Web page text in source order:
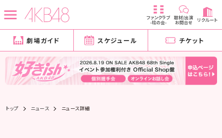
ファンクラブ
-柱の会-
取材/出演
お問合せ リクルート
劇場ガイド スケジュール チケット
トップ ニュース ニュース詳細